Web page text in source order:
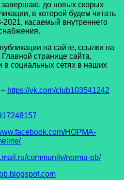
до новых скорых
в которой будем читать
касаемый внутреннего
на сайте, ссылки на
странице сайта,
в социальных сетях в наших
https://vk.com/club103541242
НОРМА-
community/norma-pb/